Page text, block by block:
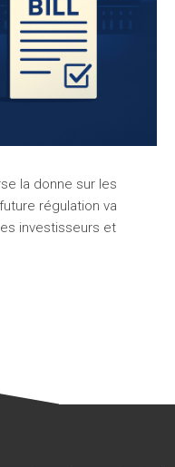
la donne sur les
régulation va
investisseurs et